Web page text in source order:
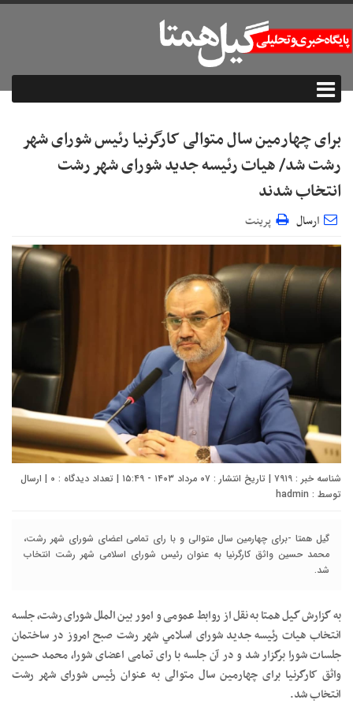
برای چهارمین سال متوالی کارگرنیا رئیس شورای شهر
رشت شد/ هیات رئیسه جدید شورای شهر رشت
انتخاب شدند
ارسال پرینت
شناسه خبر : ۷۹۱۹ | تاریخ انتشار : ۰۷ مرداد ۱۴۰۳ - ۱۵:۴۹ | تعداد دیدگاه : ۰ | ارسال
توسط : hadmin
گیل همتا -برای چهارمین سال متوالی و با رای تمامی اعضای شورای شهر رشت،
محمد حسین واثق کارگرنیا به عنوان رئیس شورای اسلامی شهر رشت انتخاب
شد.
به گزارش گیل همتا به نقل از روابط عمومی و امور بین الملل شورای رشت، جلسه
انتخاب هیات رئیسه جدید شورای اسلامي شهر رشت صبح امروز در ساختمان
جلسات شورا برگزار شد و در آن جلسه با رای تمامی اعضای شورا، محمد حسین
واثق کارگرنیا برای چهارمین سال متوالی به عنوان رئیس شورای شهر رشت
انتخاب شد.